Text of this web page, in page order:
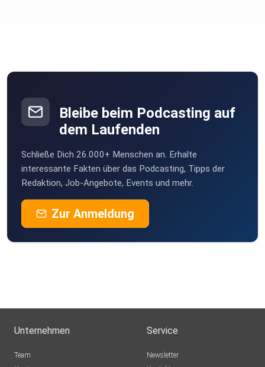
Bleibe beim Podcasting auf
dem Laufenden
Schließe Dich 26.000+ Menschen an. Erhalte
interessante Fakten über das Podcasting, Tipps der
Redaktion, Job-Angebote, Events und mehr.
Zur Anmeldung
Unternehmen
Team
Service
Newsletter